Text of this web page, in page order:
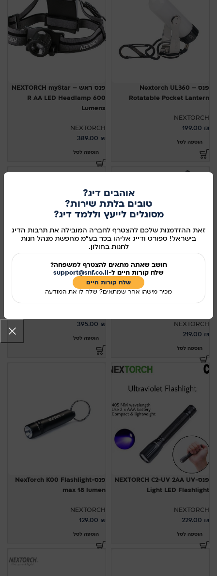
אוהבים דיג?
טובים בלתת שירות?
מסוגלים לייעץ וללמד דיג?
זאת ההזדמנות שלכם להצטרף לחברה המובילה את תרבות הדיג
בישראל! ספורט ודייג אליהו בכר בע"מ מחפשת מנהל חנות
לחנות בחולון.
חושב שאתה מתאים להצטרף למשפחה?
שלח קורות חיים ל-support@snf.co.il
שלח קורות חיים​
מכיר מישהו אחר שמתאים? שלח לו את המודעה
פנס – Nextorch UL360
Rotatable Pocket Lantern
NEXTORCH
199.00 ₪
הוספה לסל
פנס ראש – NEXTORCH myStar
R AA LED Headlamp 600
Lumens
NEXTORCH
389.00 ₪
הוספה לסל
פנס ראש – Nextorch Trek Star
Ultra Bright LED Headlamp,
Black 220 Lumens
NEXTORCH
219.00 ₪
הוספה לסל
פנס ראש-Nextorch Headlamp
Light Star 200 Lumens
395.00 ₪
הוספה לסל
פנס-NEXTORCH C2-UV 2AA UV
Light LED Flashlight
NEXTORCH
229.00 ₪
הוספה לסל
פנס-NexTorch K00 Flashlight
max 18 lumen
NEXTORCH
129.00 ₪
הוספה לסל